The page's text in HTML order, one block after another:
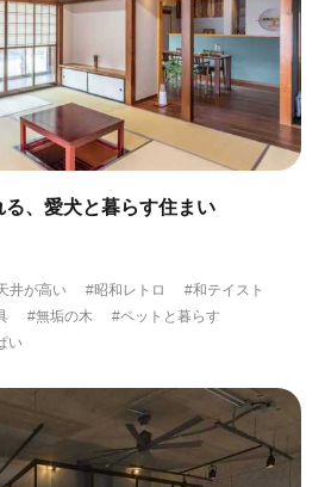
、愛犬と暮らす住まい
井が高い #昭和レトロ
#和テイスト
#無垢の木
#ペットと暮らす
い